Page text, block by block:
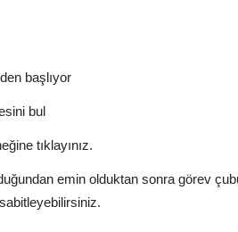
başlıyor
bul
tıklayınız.
emin olduktan sonra görev
sabitleyebilirsiniz.